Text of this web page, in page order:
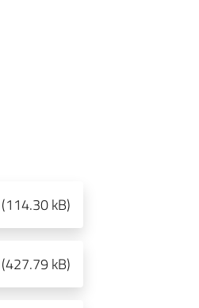
(114.30 kB)
(427.79 kB)